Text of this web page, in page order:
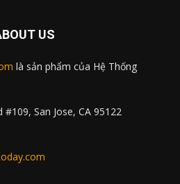
US
là sản phẩm của Hệ Thống
San Jose, CA 95122